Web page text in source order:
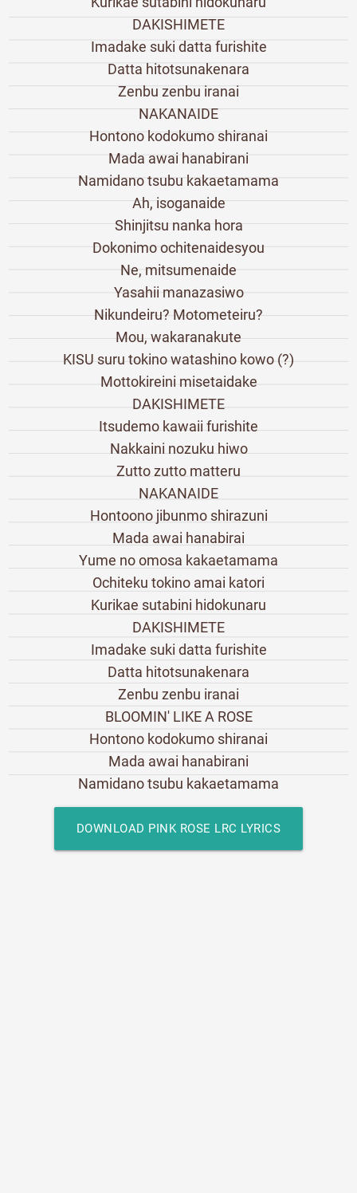
DAKISHIMETE
Imadake suki datta furishite
Datta hitotsunakenara
Zenbu zenbu iranai
NAKANAIDE
Hontono kodokumo shiranai
Mada awai hanabirani
Namidano tsubu kakaetamama
Ah, isoganaide
Shinjitsu nanka hora
Dokonimo ochitenaidesyou
Ne, mitsumenaide
Yasahii manazasiwo
Nikundeiru? Motometeiru?
Mou, wakaranakute
KISU suru tokino watashino kowo (?)
Mottokireini misetaidake
DAKISHIMETE
Itsudemo kawaii furishite
Nakkaini nozuku hiwo
Zutto zutto matteru
NAKANAIDE
Hontoono jibunmo shirazuni
Mada awai hanabirai
Yume no omosa kakaetamama
Ochiteku tokino amai katori
Kurikae sutabini hidokunaru
DAKISHIMETE
Imadake suki datta furishite
Datta hitotsunakenara
Zenbu zenbu iranai
BLOOMIN' LIKE A ROSE
Hontono kodokumo shiranai
Mada awai hanabirani
Namidano tsubu kakaetamama
DOWNLOAD PINK ROSE LRC LYRICS